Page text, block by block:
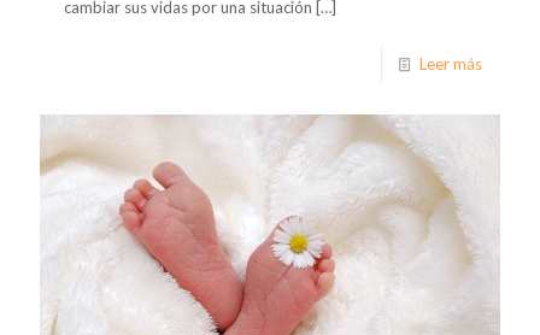
cambiar sus vidas por una situación […]
Leer más